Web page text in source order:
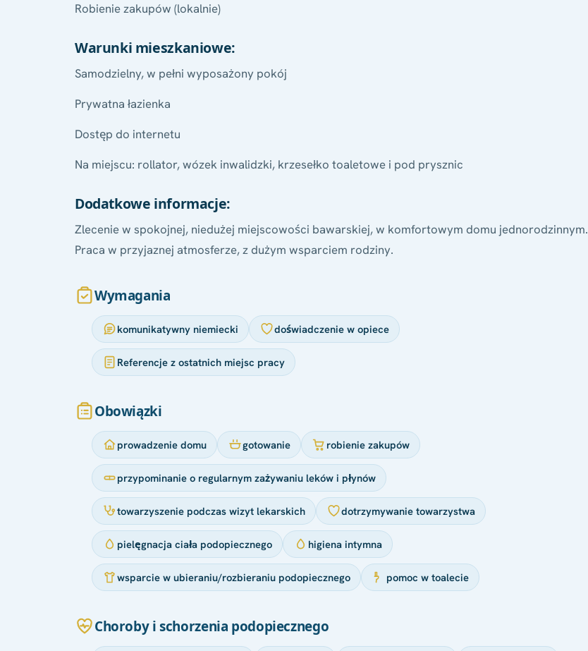
Robienie zakupów (lokalnie)
Warunki mieszkaniowe:
Samodzielny, w pełni wyposażony pokój
Prywatna łazienka
Dostęp do internetu
Na miejscu: rollator, wózek inwalidzki, krzesełko toaletowe i pod prysznic
Dodatkowe informacje:
Zlecenie w spokojnej, niedużej miejscowości bawarskiej, w komfortowym domu jednorodzinnym.
Praca w przyjaznej atmosferze, z dużym wsparciem rodziny.
Wymagania
komunikatywny niemiecki doświadczenie w opiece
Referencje z ostatnich miejsc pracy
Obowiązki
prowadzenie domu gotowanie robienie zakupów
przypominanie o regularnym zażywaniu leków i płynów
towarzyszenie podczas wizyt lekarskich dotrzymywanie towarzystwa
pielęgnacja ciała podopiecznego higiena intymna
wsparcie w ubieraniu/rozbieraniu podopiecznego pomoc w toalecie
Choroby i schorzenia podopiecznego